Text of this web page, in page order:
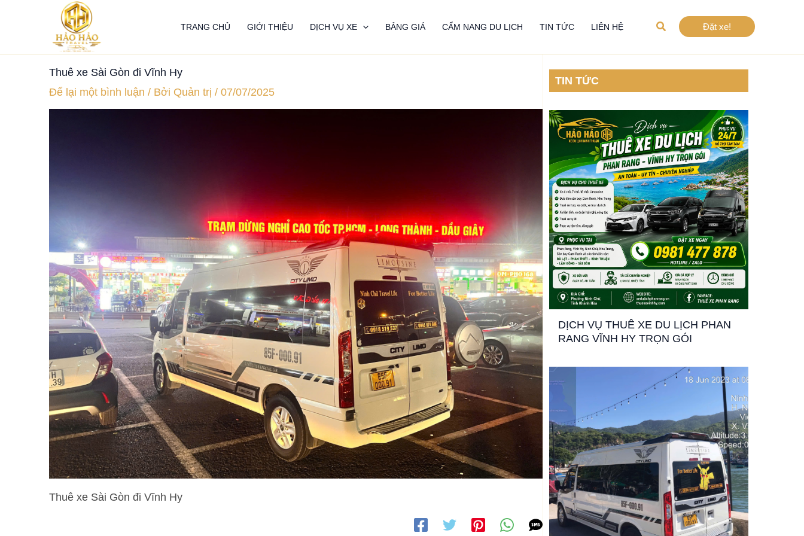
dung
TRANG CHỦ GIỚI THIỆU DỊCH VỤ XE BẢNG GIÁ CẨM NANG DU LỊCH TIN TỨC LIÊN HỆ
Tìm
Đặt xe!
Thuê xe Sài Gòn đi Vĩnh Hy
Để lại một bình luận / Bởi Quản trị / 07/07/2025
Thuê xe Sài Gòn đi Vĩnh Hy
TIN TỨC
DỊCH VỤ THUÊ XE DU LỊCH PHAN
RANG VĨNH HY TRỌN GÓI